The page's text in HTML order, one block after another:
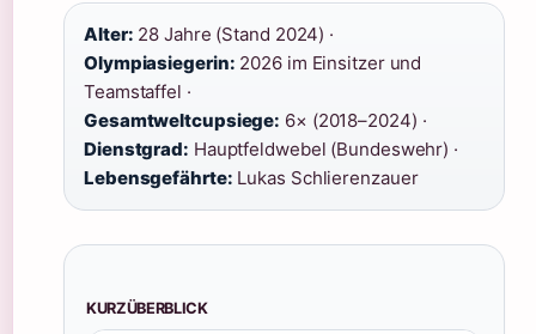
Alter: 28 Jahre (Stand 2024) ·
Olympiasiegerin: 2026 im Einsitzer und
Teamstaffel ·
Gesamtweltcupsiege: 6× (2018–2024) ·
Dienstgrad: Hauptfeldwebel (Bundeswehr) ·
Lebensgefährte: Lukas Schlierenzauer
KURZÜBERBLICK